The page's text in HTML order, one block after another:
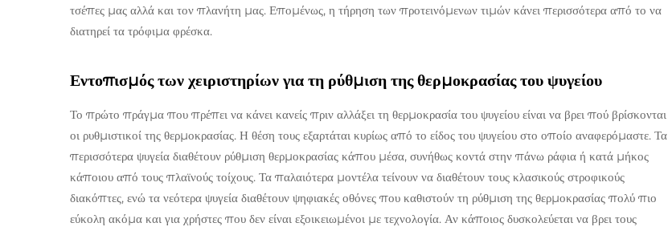
τσέπες μας αλλά και τον πλανήτη μας. Επομένως, η τήρηση των προτεινόμενων τιμών κάνει περισσότερα από το να
διατηρεί τα τρόφιμα φρέσκα.
Εντοπισμός των χειριστηρίων για τη ρύθμιση της θερμοκρασίας του ψυγείου
Το πρώτο πράγμα που πρέπει να κάνει κανείς πριν αλλάξει τη θερμοκρασία του ψυγείου είναι να βρει πού βρίσκονται
οι ρυθμιστικοί της θερμοκρασίας. Η θέση τους εξαρτάται κυρίως από το είδος του ψυγείου στο οποίο αναφερόμαστε. Τα
περισσότερα ψυγεία διαθέτουν ρύθμιση θερμοκρασίας κάπου μέσα, συνήθως κοντά στην πάνω ράφια ή κατά μήκος
κάποιου από τους πλαϊνούς τοίχους. Τα παλαιότερα μοντέλα τείνουν να διαθέτουν τους κλασικούς στροφικούς
διακόπτες, ενώ τα νεότερα ψυγεία διαθέτουν ψηφιακές οθόνες που καθιστούν τη ρύθμιση της θερμοκρασίας πολύ πιο
εύκολη ακόμα και για χρήστες που δεν είναι εξοικειωμένοι με τεχνολογία. Αν κάποιος δυσκολεύεται να βρει τους